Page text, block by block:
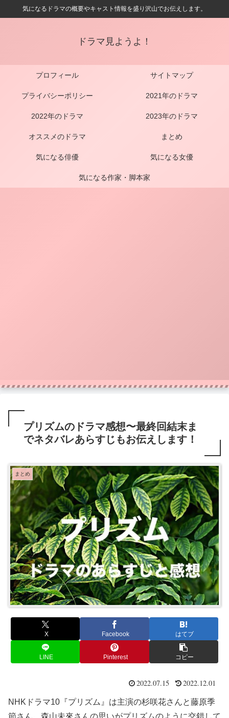
気になるドラマの概要やキャスト情報を盛り沢山でお伝えします。
ドラマ見ようよ！
プロフィール サイトマップ
プライバシーポリシー 2021年のドラマ
2022年のドラマ 2023年のドラマ
オススメのドラマ まとめ
気になる俳優 気になる女優
気になる作家・脚本家
プリズムのドラマ感想〜最終回結末ま
でネタバレあらすじもお伝えします！
まとめ
X Facebook はてブ
LINE Pinterest コピー
2022.07.15 2022.12.01
NHKドラマ10『プリズム』は主演の杉咲花さんと藤原季
節さん、森山未來さんの思いがプリズムのように交錯して